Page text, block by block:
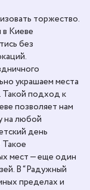
торжество.
Киеве
без
украшаем места
Такой подход к
позволяет нам
на любой
день
мест — еще один
В “Радужный
пределах и